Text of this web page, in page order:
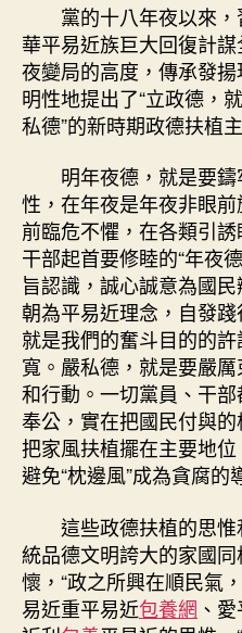
黨的十八年夜以來
華平易近族巨大回復計
夜變局的高度，傳承發
明性地提出了“立政德，
私德”的新時期政德扶植
明年夜德，就是要
性，在年夜是年夜非眼
前臨危不懼，在各類引
干部起首要修睦的“年夜
旨認識，誠心誠意為國
朝為平易近理念，自發
就是我們的奮斗目的的
寬。嚴私德，就是要嚴
和行動。一切黨員、干
奉公，實在把國民付與
把家風扶植擺在主要地
避免“枕邊風”成為貪腐的
這些政德扶植的思
統品德文明誇大的家國
懷，“政之所興在順民氣
易近重平易近包養網 、